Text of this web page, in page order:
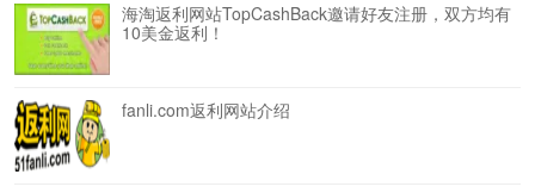
海淘返利网站TopCashBack邀请好友注册，双方均有
10美金返利！
fanli.com返利网站介绍